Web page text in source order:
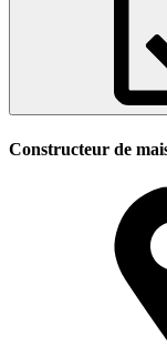
Constructeur de